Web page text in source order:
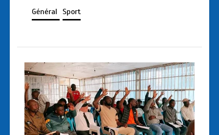
Général Sport